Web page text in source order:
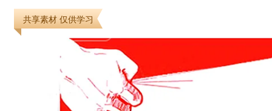
共享素材 仅供学习